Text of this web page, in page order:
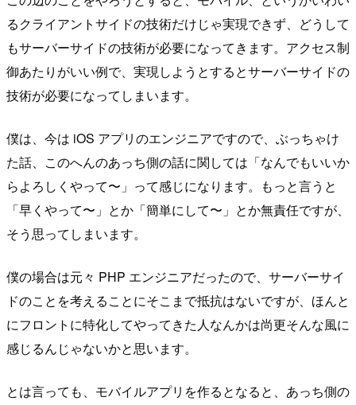
るクライアントサイドの技術だけじゃ実現できず、どうして
もサーバーサイドの技術が必要になってきます。アクセス制
御あたりがいい例で、実現しようとするとサーバーサイドの
技術が必要になってしまいます。
僕は、今は iOS アプリのエンジニアですので、ぶっちゃけ
た話、このへんのあっち側の話に関しては「なんでもいいか
らよろしくやって〜」って感じになります。もっと言うと
「早くやって〜」とか「簡単にして〜」とか無責任ですが、
そう思ってしまいます。
僕の場合は元々 PHP エンジニアだったので、サーバーサイ
ドのことを考えることにそこまで抵抗はないですが、ほんと
にフロントに特化してやってきた人なんかは尚更そんな風に
感じるんじゃないかと思います。
とは言っても、モバイルアプリを作るとなると、あっち側の